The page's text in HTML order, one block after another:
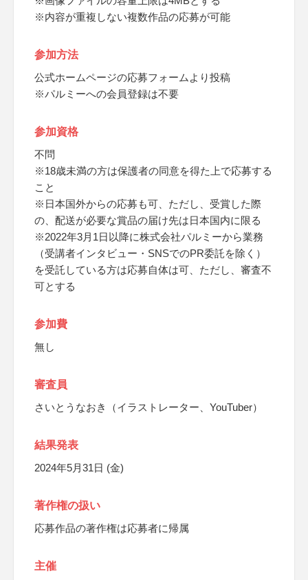
※内容が重複しない複数作品の応募が可能
参加方法
公式ホームページの応募フォームより投稿
※パルミーへの会員登録は不要
参加資格
不問
※18歳未満の方は保護者の同意を得た上で応募する
こと
※日本国外からの応募も可、ただし、受賞した際
の、配送が必要な賞品の届け先は日本国内に限る
※2022年3月1日以降に株式会社パルミーから業務
（受講者インタビュー・SNSでのPR委託を除く）
を受託している方は応募自体は可、ただし、審査不
可とする
参加費
無し
審査員
さいとうなおき（イラストレーター、YouTuber）
結果発表
2024年5月31日 (金)
著作権の扱い
応募作品の著作権は応募者に帰属
主催